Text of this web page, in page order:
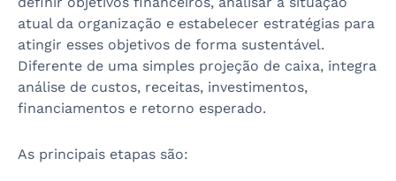
atual da organização e estabelecer estratégias para
atingir esses objetivos de forma sustentável.
Diferente de uma simples projeção de caixa, integra
análise de custos, receitas, investimentos,
financiamentos e retorno esperado.
As principais etapas são: